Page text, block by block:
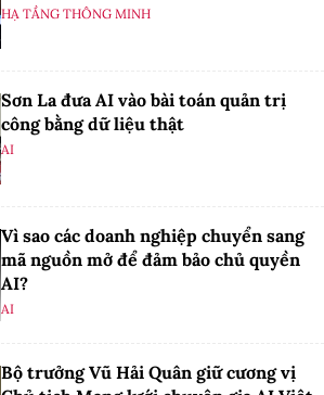
HẠ TẦNG THÔNG MINH
Sơn La đưa AI vào bài toán quản trị
công bằng dữ liệu thật
AI
Vì sao các doanh nghiệp chuyển sang
mã nguồn mở để đảm bảo chủ quyền
AI?
AI
Bộ trưởng Vũ Hải Quân giữ cương vị